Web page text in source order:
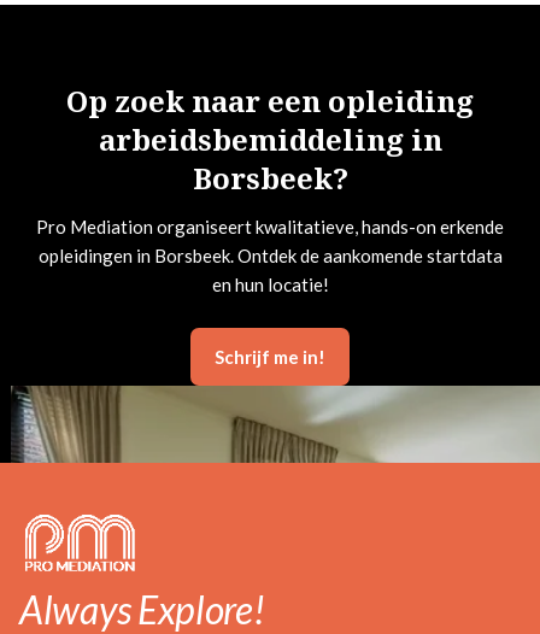
Op zoek naar een opleiding
arbeidsbemiddeling in
Borsbeek?
Pro Mediation organiseert kwalitatieve, hands-on erkende
opleidingen in Borsbeek. Ontdek de aankomende startdata
en hun locatie!
Schrijf me in!
Always Explore!